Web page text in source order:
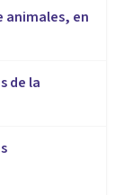
en
de la